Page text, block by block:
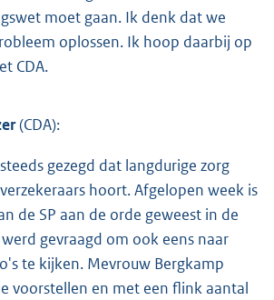
moet gaan. Ik denk dat we
oplossen. Ik hoop daarbij op
CDA.
(CDA):
gezegd dat langdurige zorg
hoort. Afgelopen week is
de SP aan de orde geweest in de
gevraagd om ook eens naar
te kijken. Mevrouw Bergkamp
voorstellen en met een flink aantal